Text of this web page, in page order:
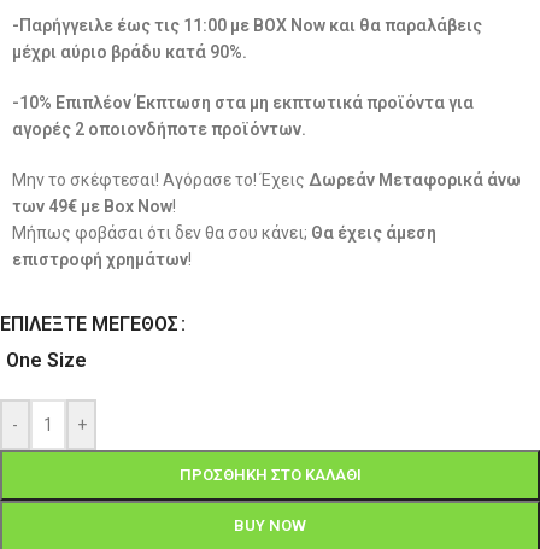
-Παρήγγειλε έως τις 11:00 με BOX Now και θα παραλάβεις
μέχρι αύριο βράδυ κατά 90%.
-10% Επιπλέον Έκπτωση στα μη εκπτωτικά προϊόντα για
αγορές 2 οποιονδήποτε προϊόντων.
Μην το σκέφτεσαι! Αγόρασε το! Έχεις Δωρεάν Μεταφορικά άνω
των 49€ με Box Now!
Μήπως φοβάσαι ότι δεν θα σου κάνει; Θα έχεις άμεση
επιστροφή χρημάτων!
ΕΠΙΛΈΞΤΕ ΜΈΓΕΘΟΣ
One Size
- +
ΠΡΟΣΘΉΚΗ ΣΤΟ ΚΑΛΆΘΙ
BUY NOW